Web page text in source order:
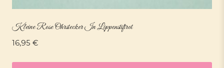
Kleine Rose Ohrstecker In Lippenstiftrot
16,95 €